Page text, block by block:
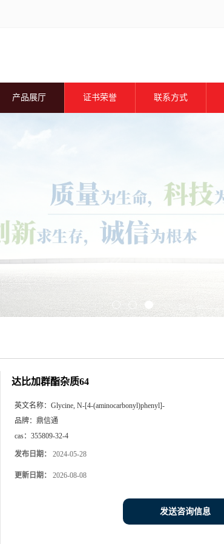
产品展厅 证书荣誉 联系方式
达比加群酯杂质64
英文名称： Glycine, N-[4-(aminocarbonyl)phenyl]-
品牌： 鼎信通
cas： 355809-32-4
发布日期： 2024-05-28
更新日期： 2026-08-08
发送咨询信息